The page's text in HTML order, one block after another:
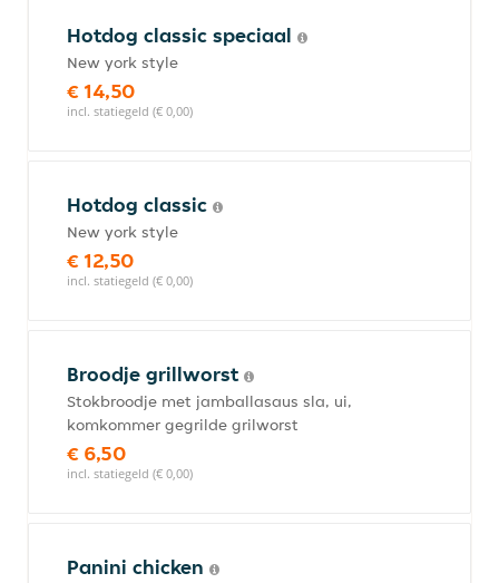
Hotdog classic speciaal
New york style
€ 14,50
incl. statiegeld (€ 0,00)
Hotdog classic
New york style
€ 12,50
incl. statiegeld (€ 0,00)
Broodje grillworst
Stokbroodje met jamballasaus sla, ui,
komkommer gegrilde grilworst
€ 6,50
incl. statiegeld (€ 0,00)
Panini chicken